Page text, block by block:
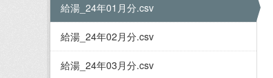
給湯_24年01月分.csv
給湯_24年02月分.csv
給湯_24年03月分.csv